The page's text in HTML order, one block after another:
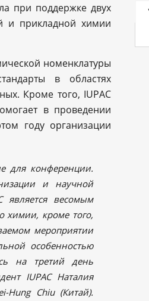
при поддержке двух
и прикладной химии
номенклатуры
в областях
Кроме того, IUPAC
в проведении
году организации
для конференции.
и научной
весомым
химии, кроме того,
мероприятии
особенностью
на третий день
IUPAC Наталия
Hung Chiu (Китай).